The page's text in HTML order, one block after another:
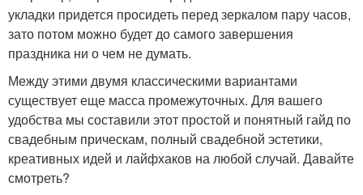
укладки придется просидеть перед зеркалом пару часов,
зато потом можно будет до самого завершения
праздника ни о чем не думать.
Между этими двумя классическими вариантами
существует еще масса промежуточных. Для вашего
удобства мы составили этот простой и понятный гайд по
свадебным прическам, полный свадебной эстетики,
креативных идей и лайфхаков на любой случай. Давайте
смотреть?